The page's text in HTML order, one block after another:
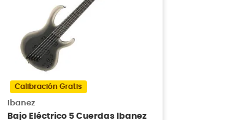
Calibración Gratis
Ibanez
Bajo Eléctrico 5 Cuerdas Ibanez